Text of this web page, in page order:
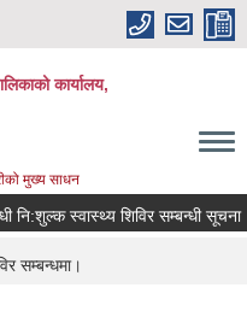
कार्यालय,
मुख्य साधन
स्वास्थ्य शिविर सम्बन्धी सूचना
सम्बन्धमा।